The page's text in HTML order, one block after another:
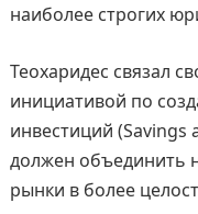
наиболее строгих
Теохаридес связал
инициативой по
инвестиций
должен объединить
рынки в более